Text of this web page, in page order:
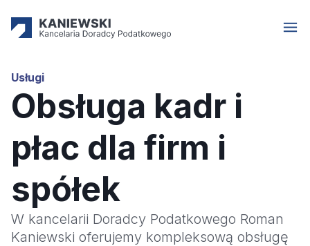
Usługi
Obsługa kadr i
płac dla firm i
spółek
W kancelarii Doradcy Podatkowego Roman
Kaniewski oferujemy kompleksową obsługę